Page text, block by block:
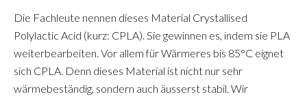
Die Fachleute nennen dieses Material Crystallised
Polylactic Acid (kurz: CPLA). Sie gewinnen es, indem sie PLA
weiterbearbeiten. Vor allem für Wärmeres bis 85°C eignet
sich CPLA. Denn dieses Material ist nicht nur sehr
wärmebeständig, sondern auch äusserst stabil. Wir